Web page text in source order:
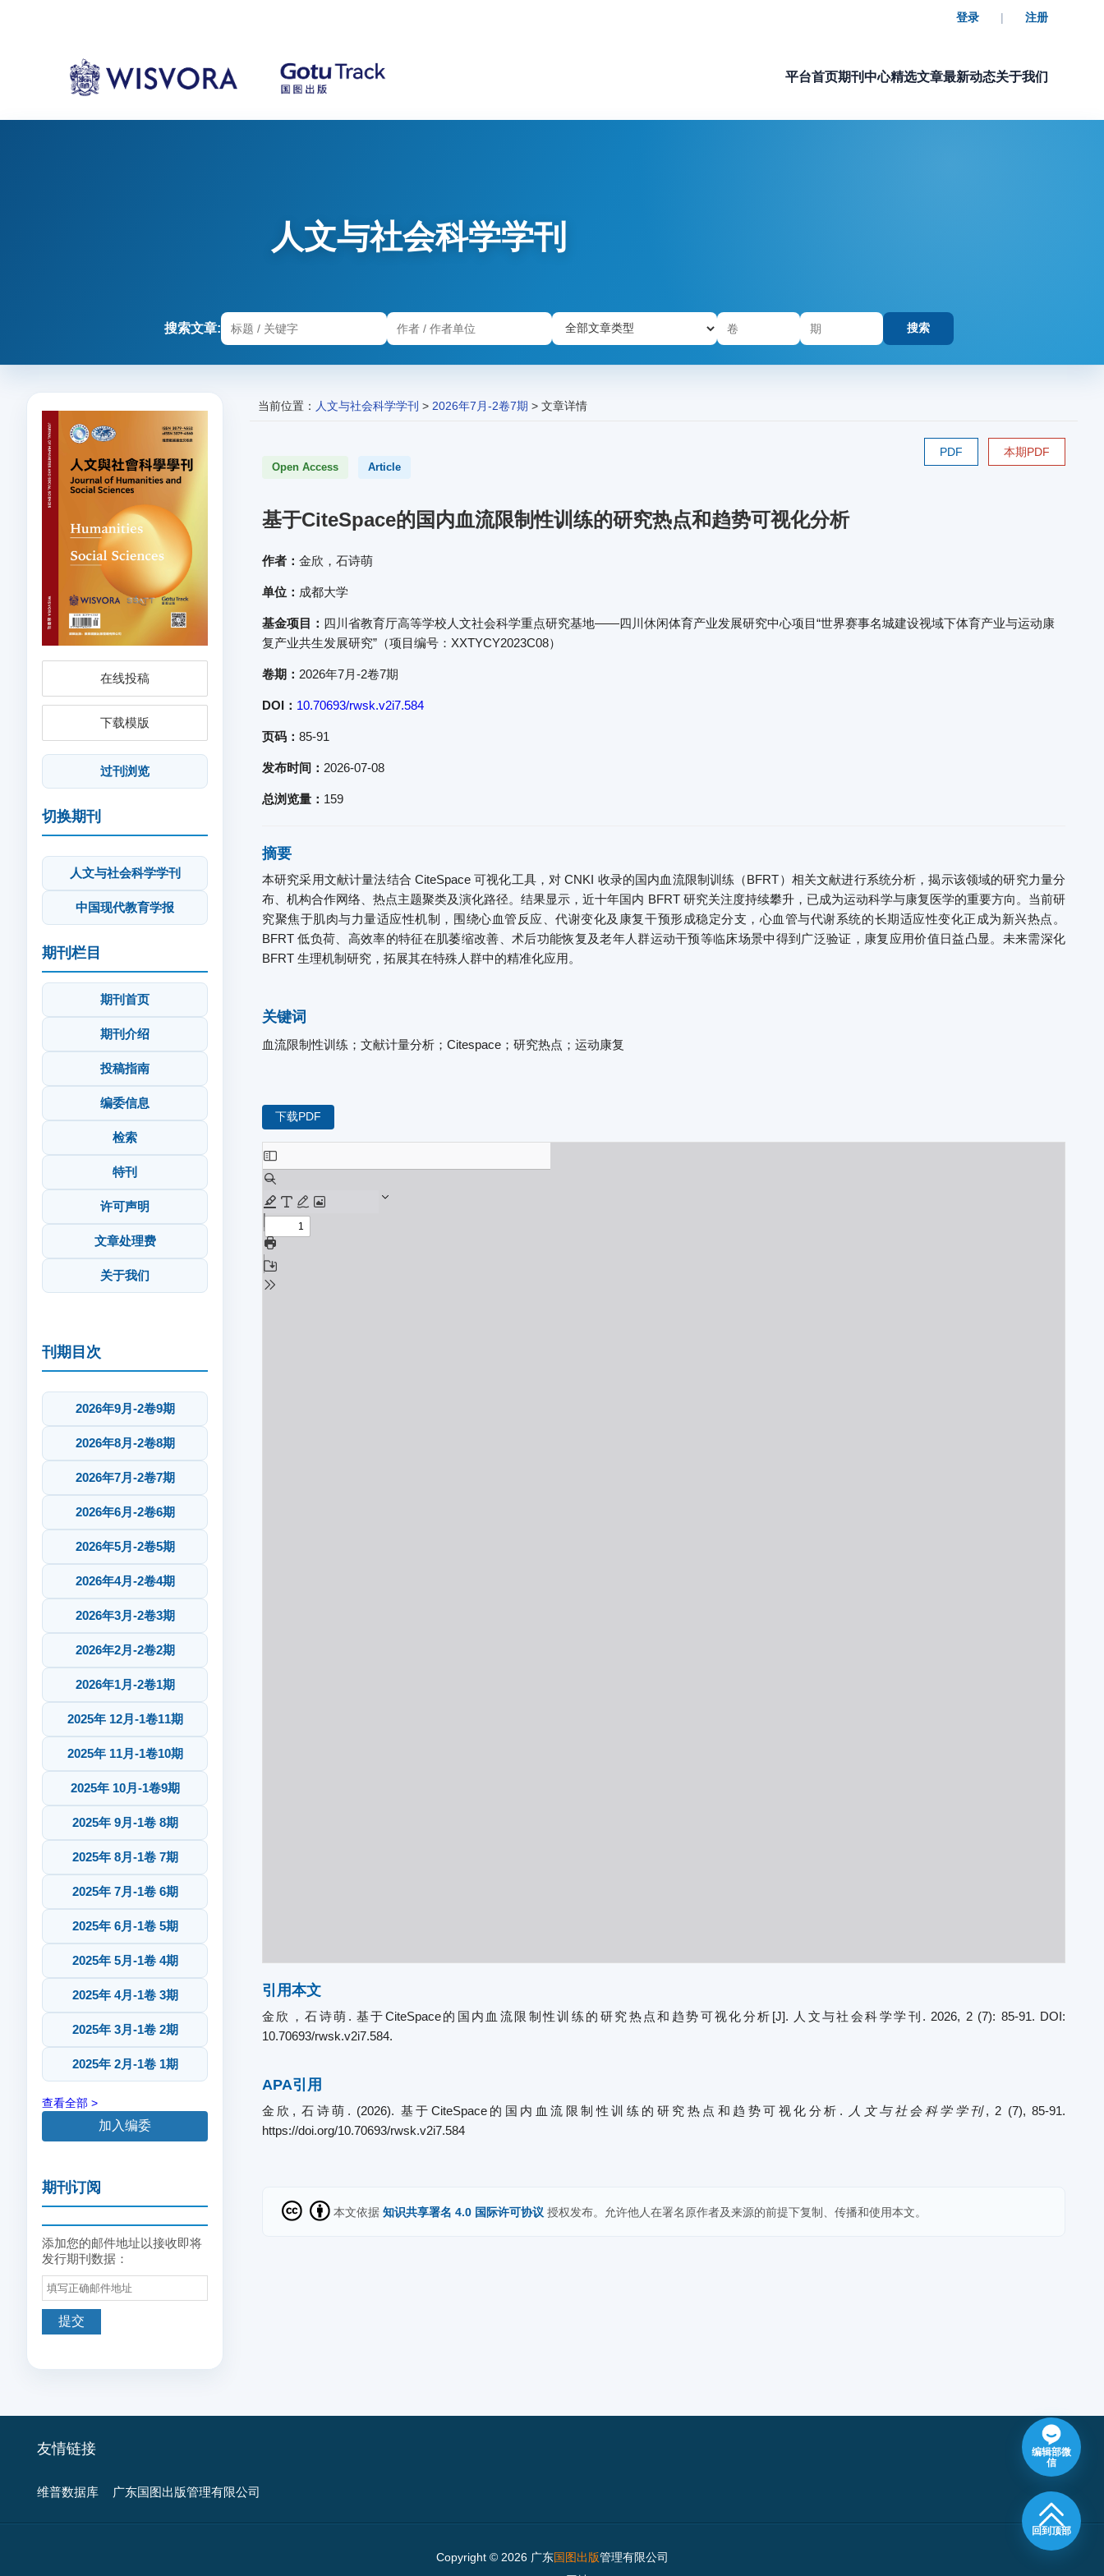
登录 | 注册
平台首页期刊中心精选文章最新动态关于我们
人文与社会科学学刊
搜索文章:
在线投稿
下载模版
过刊浏览
切换期刊
人文与社会科学学刊
中国现代教育学报
期刊栏目
期刊首页
期刊介绍
投稿指南
编委信息
检索
特刊
许可声明
文章处理费
关于我们
刊期目次
2026年9月-2卷9期
2026年8月-2卷8期
2026年7月-2卷7期
2026年6月-2卷6期
2026年5月-2卷5期
2026年4月-2卷4期
2026年3月-2卷3期
2026年2月-2卷2期
2026年1月-2卷1期
2025年 12月-1卷11期
2025年 11月-1卷10期
2025年 10月-1卷9期
2025年 9月-1卷 8期
2025年 8月-1卷 7期
2025年 7月-1卷 6期
2025年 6月-1卷 5期
2025年 5月-1卷 4期
2025年 4月-1卷 3期
2025年 3月-1卷 2期
2025年 2月-1卷 1期
查看全部 >
加入编委
期刊订阅
添加您的邮件地址以接收即将
发行期刊数据：
当前位置： 人文与社会科学学刊 > 2026年7月-2卷7期 > 文章详情
PDF 本期PDF
Open Access Article
基于CiteSpace的国内血流限制性训练的研究热点和趋势可视化分析
作者： 金欣，石诗萌
单位： 成都大学
基金项目： 四川省教育厅高等学校人文社会科学重点研究基地——四川休闲体育产业发展研究中心项目“世界赛事名城建设视域下体育产业与运动康
复产业共生发展研究”（项目编号：XXTYCY2023C08）
卷期： 2026年7月-2卷7期
DOI： 10.70693/rwsk.v2i7.584
页码： 85-91
发布时间： 2026-07-08
总浏览量： 159
摘要
本研究采用文献计量法结合 CiteSpace 可视化工具，对 CNKI 收录的国内血流限制训练（BFRT）相关文献进行系统分析，揭示该领域的研究力量分
布、机构合作网络、热点主题聚类及演化路径。结果显示，近十年国内 BFRT 研究关注度持续攀升，已成为运动科学与康复医学的重要方向。当前研
究聚焦于肌肉与力量适应性机制，围绕心血管反应、代谢变化及康复干预形成稳定分支，心血管与代谢系统的长期适应性变化正成为新兴热点。
BFRT 低负荷、高效率的特征在肌萎缩改善、术后功能恢复及老年人群运动干预等临床场景中得到广泛验证，康复应用价值日益凸显。未来需深化
BFRT 生理机制研究，拓展其在特殊人群中的精准化应用。
关键词
血流限制性训练；文献计量分析；Citespace；研究热点；运动康复
下载PDF
引用本文
金欣，石诗萌. 基于CiteSpace的国内血流限制性训练的研究热点和趋势可视化分析[J]. 人文与社会科学学刊. 2026, 2 (7): 85-91. DOI:
10.70693/rwsk.v2i7.584.
APA引用
金欣, 石诗萌. (2026). 基于CiteSpace的国内血流限制性训练的研究热点和趋势可视化分析. 人文与社会科学学刊, 2 (7), 85-91.
https://doi.org/10.70693/rwsk.v2i7.584
本文依据知识共享署名 4.0 国际许可协议授权发布。允许他人在署名原作者及来源的前提下复制、传播和使用本文。
友情链接
维普数据库 广东国图出版管理有限公司
Copyright © 2026 广东国图出版管理有限公司
编辑部微
信
回到顶部